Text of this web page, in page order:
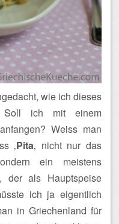
wie ich dieses
Soll ich mit einem
Weiss man
‚Pita‚ nicht nur das
ein meistens
der als Hauptspeise
ich ja eigentlich
in Griechenland für